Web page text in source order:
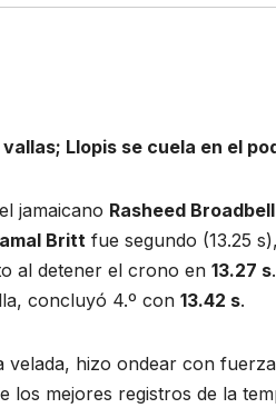
vallas; Llopis se cuela en el
jamaicano Rasheed Broadbell
Britt fue segundo (13.25
al detener el crono en 13.27 s
concluyó 4.º con 13.42 s.
hizo ondear con
los mejores registros de la